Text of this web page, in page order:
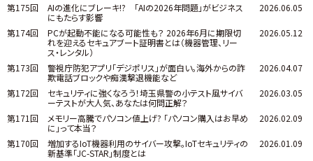
第175回
AIの進化にブレーキ!? 「AIの2026年問題」がビジネス
にもたらす影響
2026.06.05
第174回
PCが起動不能になる可能性も？ 2026年6月に期限切
れを迎えるセキュアブート証明書とは（機器管理、リー
ス・レンタル）
2026.05.12
第173回
警視庁防犯アプリ「デジポリス」が面白い。海外からの詐
欺電話ブロックや痴漢撃退機能など
2026.04.07
第172回
セキュリティに強くなろう！埼玉県警の小テスト風サイバ
ーテストが大人気、あなたは何問正解？
2026.03.05
第171回
メモリー高騰でパソコン値上げ? 「パソコン購入はお早め
に」って本当？
2026.02.09
第170回
増加するIoT機器利用のサイバー攻撃。IoTセキュリティの
新基準「JC-STAR」制度とは
2026.01.09